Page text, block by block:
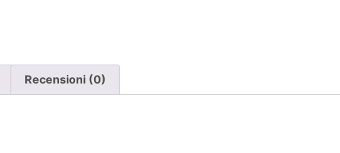
stato comunicato che erano in
corriere. Da allora nessun
Recensioni (0)